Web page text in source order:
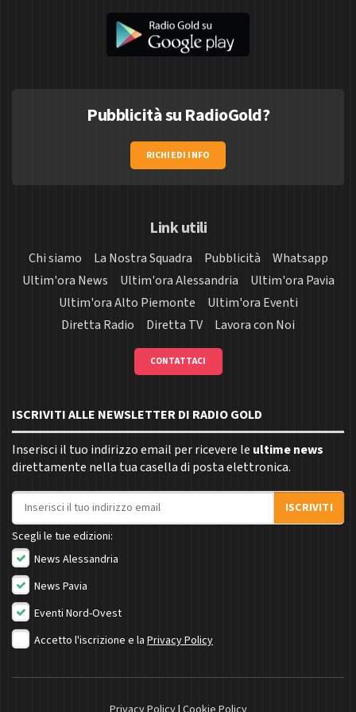
Pubblicità su RadioGold?
RICHIEDI INFO
Link utili
Chi siamo La Nostra Squadra Pubblicità
Whatsapp
Ultim'ora News
Ultim'ora Alessandria
Ultim'ora Pavia
Ultim'ora Alto Piemonte
Ultim'ora Eventi
Diretta Radio
Diretta TV Lavora con Noi
CONTATTACI
ISCRIVITI ALLE NEWSLETTER DI RADIO GOLD
Inserisci il tuo indirizzo email per ricevere le ultime news
direttamente nella tua casella di posta elettronica.
Indirizzo email
ISCRIVITI
Scegli le tue edizioni:
News Alessandria
News Pavia
Eventi Nord-Ovest
Accetto l'iscrizione e la Privacy Policy